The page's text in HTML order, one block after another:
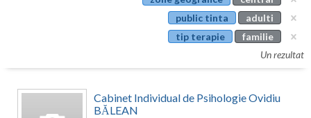
public tinta
adulti
tip terapie
familie
Un rezultat
Cabinet Individual de Psihologie Ovidiu
BĂLEAN